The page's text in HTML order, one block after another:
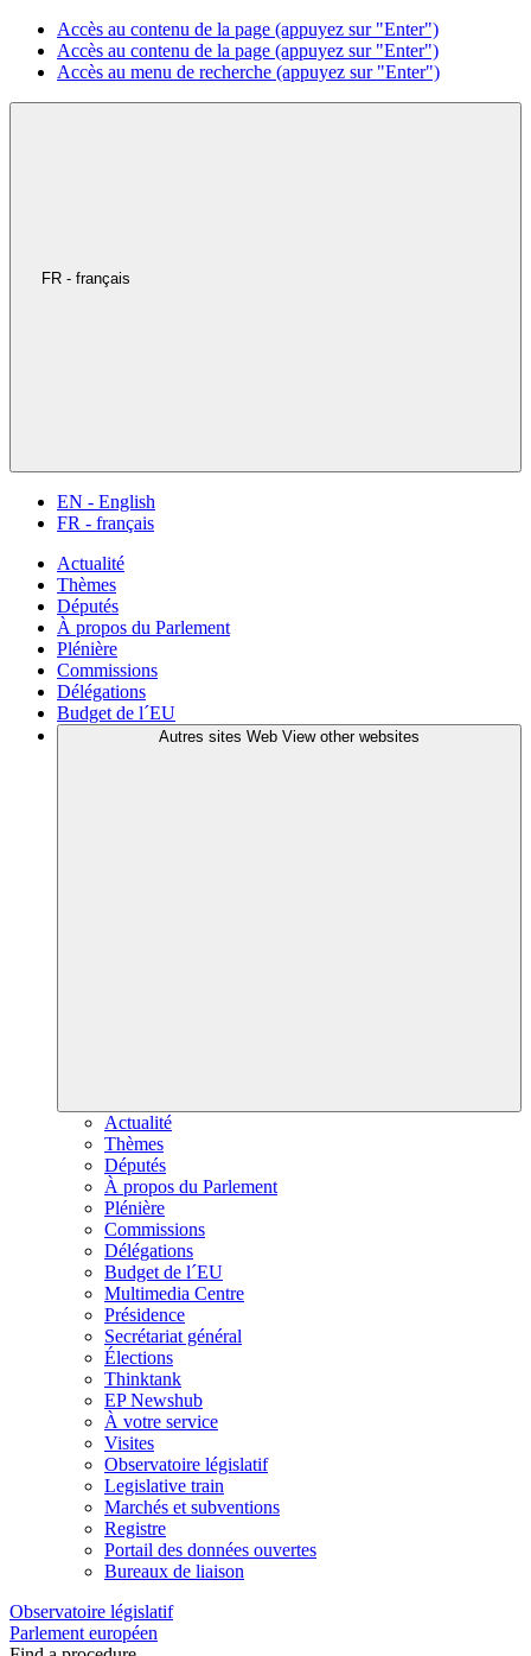
Accès au contenu de la page (appuyez sur "Enter")
Accès au contenu de la page (appuyez sur "Enter")
Accès au menu de recherche (appuyez sur "Enter")
FR - français
EN - English
FR - français
Actualité
Thèmes
Députés
À propos du Parlement
Plénière
Commissions
Délégations
Budget de l´EU
Autres sites Web View other websites
Actualité
Thèmes
Députés
À propos du Parlement
Plénière
Commissions
Délégations
Budget de l´EU
Multimedia Centre
Présidence
Secrétariat général
Élections
Thinktank
EP Newshub
À votre service
Visites
Observatoire législatif
Legislative train
Marchés et subventions
Registre
Portail des données ouvertes
Bureaux de liaison
Observatoire législatif
Parlement européen